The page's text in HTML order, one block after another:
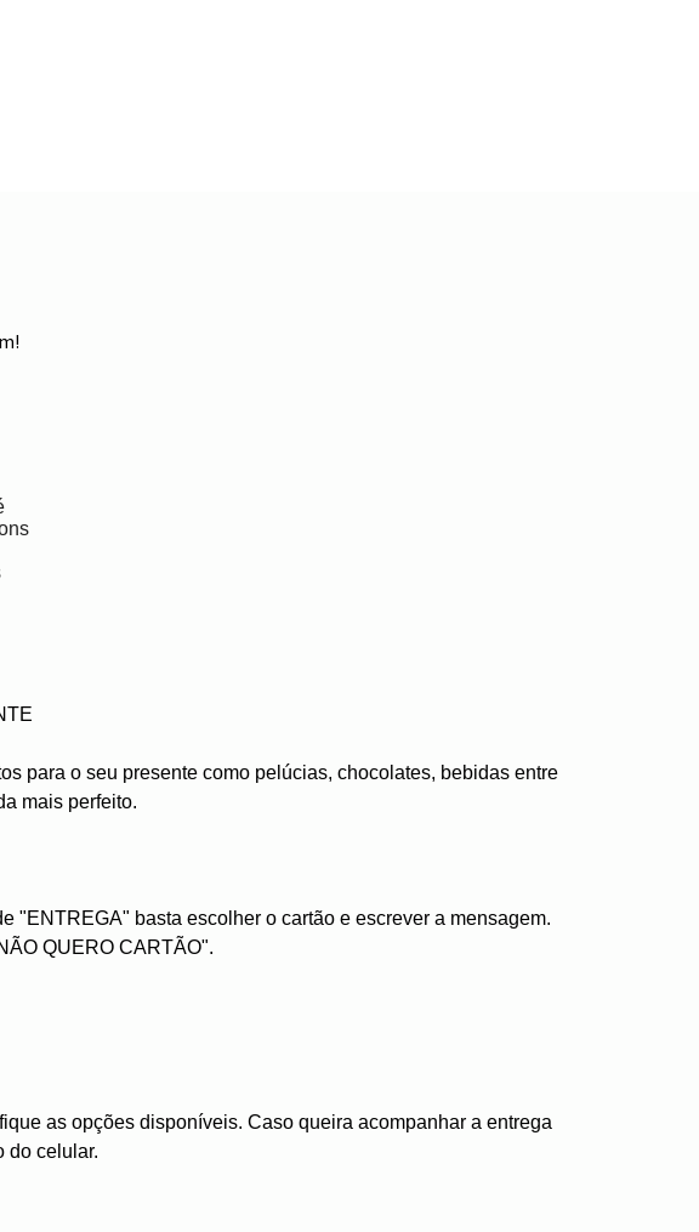
para o seu presente como pelúcias, chocolates, bebidas entre
mais perfeito.
"ENTREGA" basta escolher o cartão e escrever a mensagem.
QUERO CARTÃO".
as opções disponíveis. Caso queira acompanhar a entrega
do celular.